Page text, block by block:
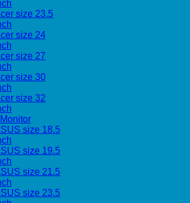
size 23.5
size 24
size 27
size 30
size 32
size 18.5
size 19.5
size 21.5
size 23.5